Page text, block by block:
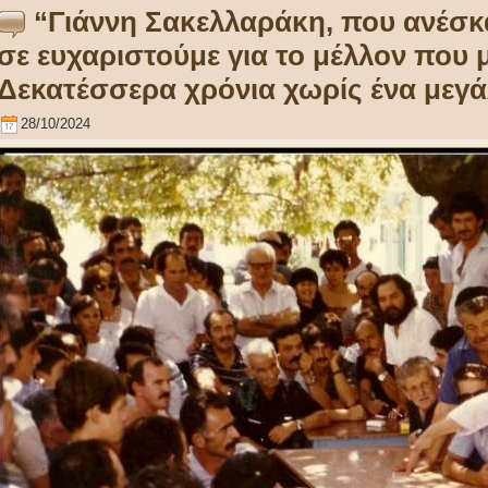
“Γιάννη Σακελλαράκη, που
ευχαριστούμε για το μέλλον
χρόνια χωρίς ένα
28/10/2024